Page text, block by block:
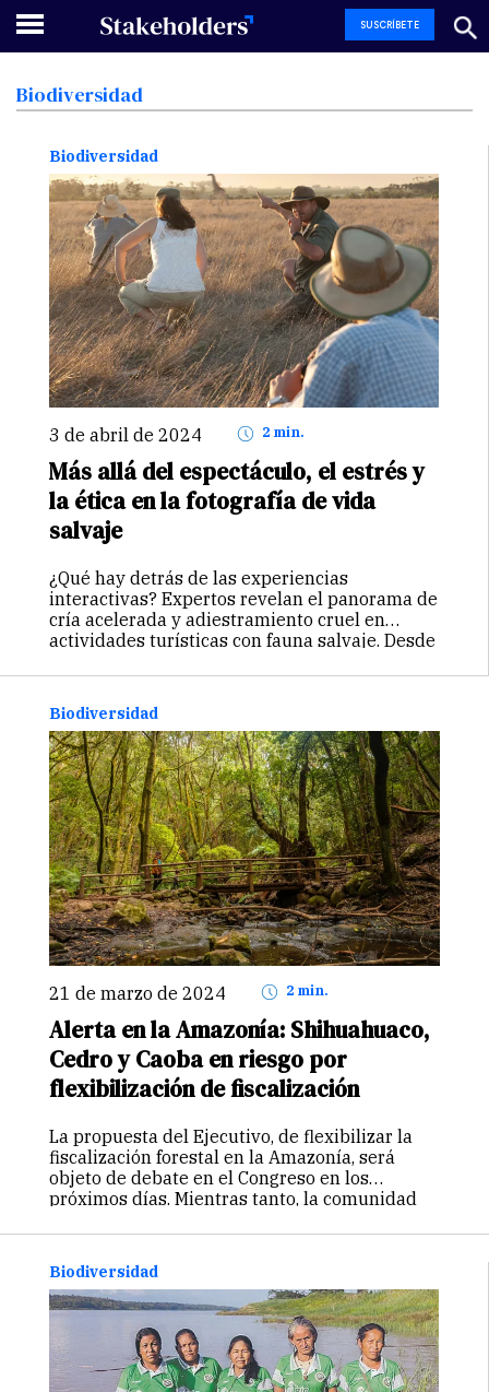
SUSCRÍBETE
Biodiversidad
Biodiversidad
3 de abril de 2024 2 min.
Más allá del espectáculo, el estrés y
la ética en la fotografía de vida
salvaje
¿Qué hay detrás de las experiencias
interactivas? Expertos revelan el panorama de
cría acelerada y adiestramiento cruel en
actividades turísticas con fauna salvaje. Desde
confinamiento en estrechos tanques, el
bienestar animal está en juego.
Biodiversidad
21 de marzo de 2024 2 min.
Alerta en la Amazonía: Shihuahuaco,
Cedro y Caoba en riesgo por
flexibilización de fiscalización
La propuesta del Ejecutivo, de flexibilizar la
fiscalización forestal en la Amazonía, será
objeto de debate en el Congreso en los
próximos días. Mientras tanto, la comunidad
repercusiones en la protección de especies
amenazadas y los compromisos
internacionales de conservación.
Biodiversidad